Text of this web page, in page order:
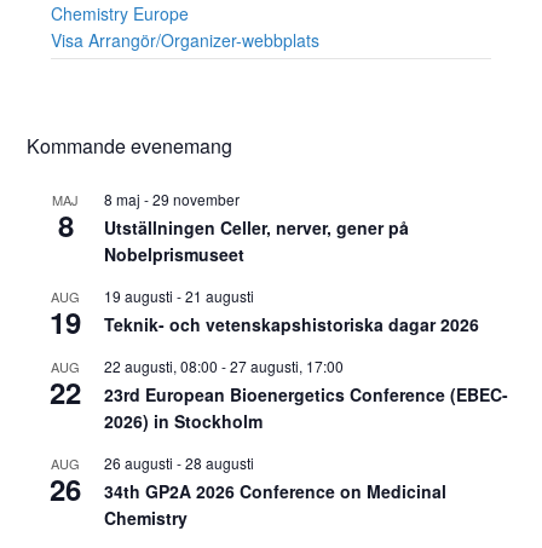
Chemistry Europe
Visa Arrangör/Organizer-webbplats
Kommande evenemang
MAJ
8
8 maj -29 november
Utställningen Celler, nerver, gener på
Nobelprismuseet
AUG
19
19 augusti -21 augusti
Teknik- och vetenskapshistoriska dagar 2026
AUG
22
22 augusti, 08:00 -27 augusti, 17:00
23rd European Bioenergetics Conference (EBEC-
2026) in Stockholm
AUG
26
26 augusti -28 augusti
34th GP2A 2026 Conference on Medicinal
Chemistry